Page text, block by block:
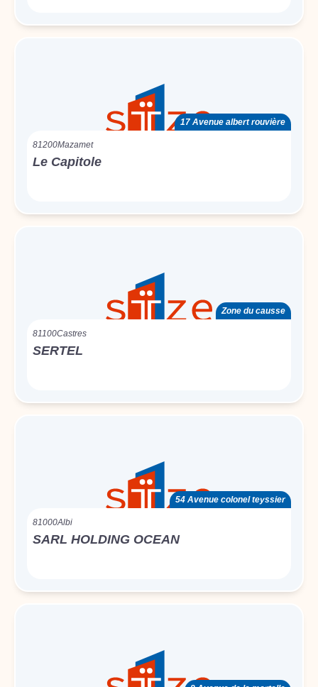
17 Avenue albert rouvière
81200Mazamet
Le Capitole
Zone du causse
81100Castres
SERTEL
54 Avenue colonel teyssier
81000Albi
SARL HOLDING OCEAN